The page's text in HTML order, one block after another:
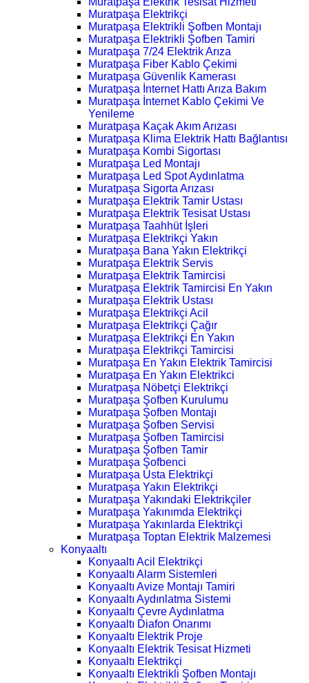
Muratpaşa Elektrikçi
Muratpaşa Elektrikli Şofben Montajı
Muratpaşa Elektrikli Şofben Tamiri
Muratpaşa 7/24 Elektrik Arıza
Muratpaşa Fiber Kablo Çekimi
Muratpaşa Güvenlik Kamerası
Muratpaşa İnternet Hattı Arıza Bakım
Muratpaşa İnternet Kablo Çekimi Ve
Yenileme
Muratpaşa Kaçak Akım Arızası
Muratpaşa Klima Elektrik Hattı Bağlantısı
Muratpaşa Kombi Sigortası
Muratpaşa Led Montajı
Muratpaşa Led Spot Aydınlatma
Muratpaşa Sigorta Arızası
Muratpaşa Elektrik Tamir Ustası
Muratpaşa Elektrik Tesisat Ustası
Muratpaşa Taahhüt İşleri
Muratpaşa Elektrikçi Yakın
Muratpaşa Bana Yakın Elektrikçi
Muratpaşa Elektrik Servis
Muratpaşa Elektrik Tamircisi
Muratpaşa Elektrik Tamircisi En Yakın
Muratpaşa Elektrik Ustası
Muratpaşa Elektrikçi Acil
Muratpaşa Elektrikçi Çağır
Muratpaşa Elektrikçi En Yakın
Muratpaşa Elektrikçi Tamircisi
Muratpaşa En Yakın Elektrik Tamircisi
Muratpaşa En Yakın Elektrikci
Muratpaşa Nöbetçi Elektrikçi
Muratpaşa Şofben Kurulumu
Muratpaşa Şofben Montajı
Muratpaşa Şofben Servisi
Muratpaşa Şofben Tamircisi
Muratpaşa Şofben Tamir
Muratpaşa Şofbenci
Muratpaşa Usta Elektrikçi
Muratpaşa Yakın Elektrikçi
Muratpaşa Yakındaki Elektrikçiler
Muratpaşa Yakınımda Elektrikçi
Muratpaşa Yakınlarda Elektrikçi
Muratpaşa Toptan Elektrik Malzemesi
Konyaaltı
Konyaaltı Acil Elektrikçi
Konyaaltı Alarm Sistemleri
Konyaaltı Avize Montajı Tamiri
Konyaaltı Aydınlatma Sistemi
Konyaaltı Çevre Aydınlatma
Konyaaltı Diafon Onarımı
Konyaaltı Elektrik Proje
Konyaaltı Elektrik Tesisat Hizmeti
Konyaaltı Elektrikçi
Konyaaltı Elektrikli Şofben Montajı